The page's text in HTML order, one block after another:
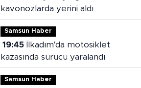
kavonozlarda yerini aldı
Samsun Haber
19:45İlkadım'da motosiklet
kazasında sürücü yaralandı
Samsun Haber